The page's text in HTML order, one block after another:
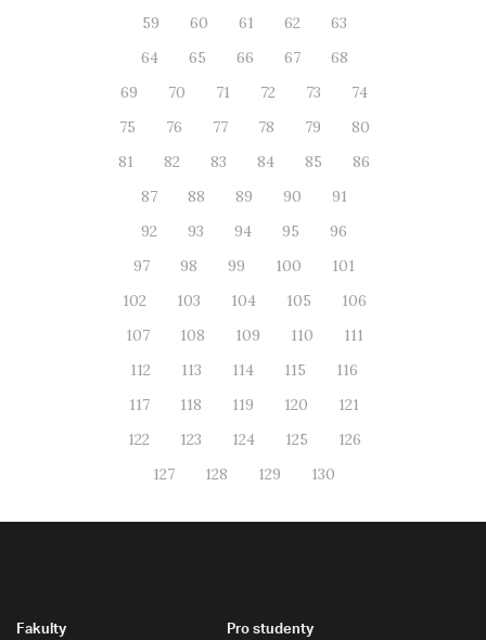
59
60 61 62
63
64
65 66 67
68
69
70 71 72 73
74
75
76 77 78 79
80
81
82 83 84 85
86
87
88 89 90
91
92
93 94 95
96
97
98 99 100
101
102
103 104 105
106
107
108 109 110
111
112
113 114 115
116
117
118 119 120
121
122
123 124 125
126
127
128 129 130
Fakulty Pro studenty